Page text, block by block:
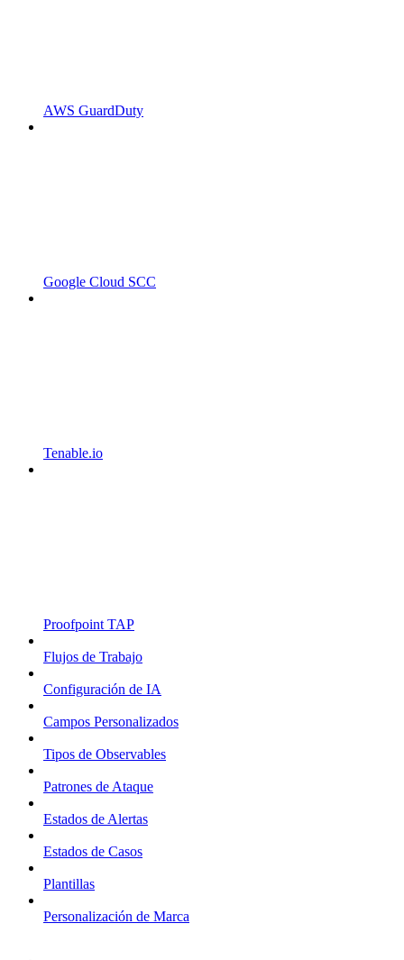
AWS GuardDuty
Google Cloud SCC
Tenable.io
Proofpoint TAP
Flujos de Trabajo
Configuración de IA
Campos Personalizados
Tipos de Observables
Patrones de Ataque
Estados de Alertas
Estados de Casos
Plantillas
Personalización de Marca